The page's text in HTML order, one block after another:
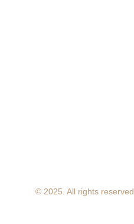
© 2025. All rights reserved.